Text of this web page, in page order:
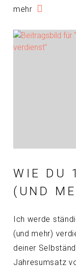
mehr
WIE DU
(UND
Ich werde
(und mehr)
deiner
Jahresumsatz